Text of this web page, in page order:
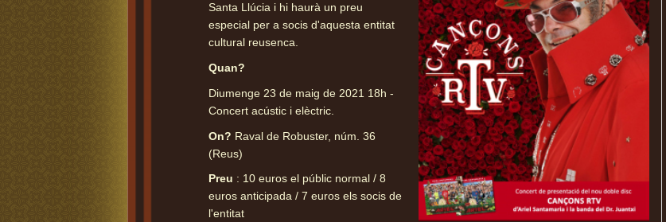
Santa Llúcia i hi haurà un preu
especial per a socis d'aquesta entitat
cultural reusenca.
Quan?
Diumenge 23 de maig de 2021 18h -
Concert acústic i elèctric.
On? Raval de Robuster, núm. 36
(Reus)
Preu : 10 euros el públic normal / 8
euros anticipada / 7 euros els socis de
l'entitat